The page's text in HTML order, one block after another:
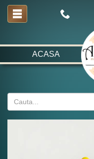
ACASA